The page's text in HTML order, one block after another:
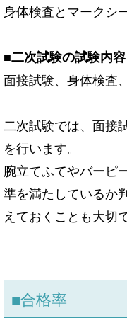
身体検査とマークシ
■二次試験の試験内容
面接試験、身体検査
二次試験では、面接
を行います。
腕立てふてやバーピ
準を満たしているか
えておくことも大切
■合格率